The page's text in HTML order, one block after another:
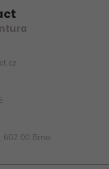
602 00 Brno